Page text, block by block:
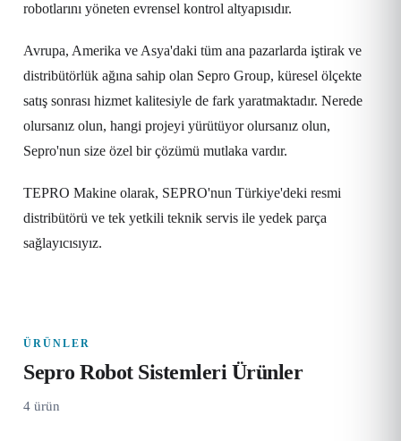
robotlarını yöneten evrensel kontrol altyapısıdır.
Avrupa, Amerika ve Asya'daki tüm ana pazarlarda iştirak ve
distribütörlük ağına sahip olan Sepro Group, küresel ölçekte
satış sonrası hizmet kalitesiyle de fark yaratmaktadır. Nerede
olursanız olun, hangi projeyi yürütüyor olursanız olun,
Sepro'nun size özel bir çözümü mutlaka vardır.
TEPRO Makine olarak, SEPRO'nun Türkiye'deki resmi
distribütörü ve tek yetkili teknik servis ile yedek parça
sağlayıcısıyız.
ÜRÜNLER
Sepro Robot Sistemleri Ürünler
4 ürün